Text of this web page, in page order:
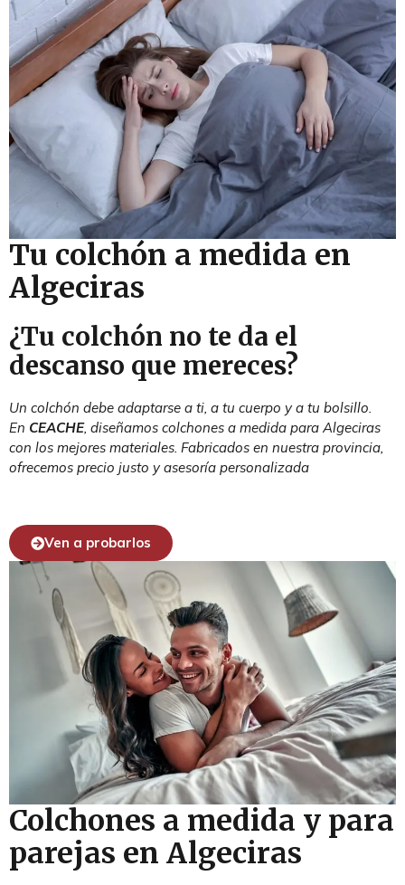
Tu colchón a medida en
Algeciras
¿Tu colchón no te da el
descanso que mereces?
Un colchón debe adaptarse a ti, a tu cuerpo y a tu bolsillo.
En CEACHE, diseñamos colchones a medida para Algeciras
con los mejores materiales. Fabricados en nuestra provincia,
ofrecemos precio justo y asesoría personalizada
Ven a probarlos
Colchones a medida y para
parejas en Algeciras